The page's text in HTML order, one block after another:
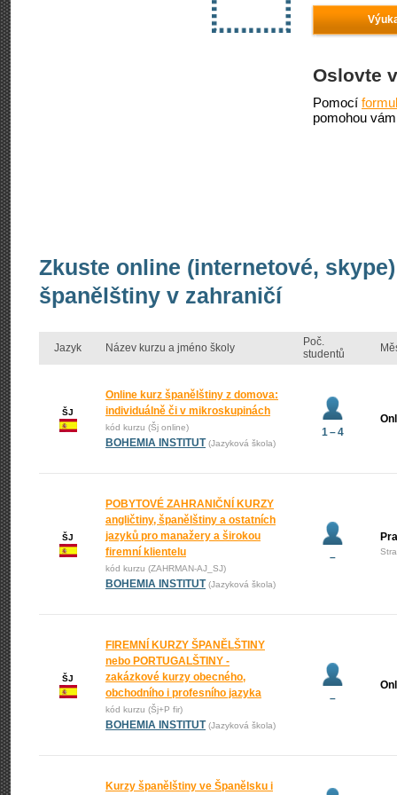
Oslovte
Pomocí
pomohou
Zkuste online (internetové,
španělštiny v zahraničí
Jazyk Název kurzu a jméno školy
Poč.
studentů
ŠJ
Online kurz španělštiny z domova:
individuálně či v mikroskupinách
kód kurzu (Šj online)
BOHEMIA INSTITUT (Jazyková škola)
1 – 4
ŠJ
POBYTOVÉ ZAHRANIČNÍ KURZY
angličtiny, španělštiny a ostatních
jazyků pro manažery a širokou
firemní klientelu
kód kurzu (ZAHRMAN-AJ_SJ)
BOHEMIA INSTITUT (Jazyková škola)
–
ŠJ
FIREMNÍ KURZY ŠPANĚLŠTINY
nebo PORTUGALŠTINY -
zakázkové kurzy obecného,
obchodního i profesního jazyka
kód kurzu (Šj+P fir)
BOHEMIA INSTITUT (Jazyková škola)
–
Kurzy španělštiny ve Španělsku i